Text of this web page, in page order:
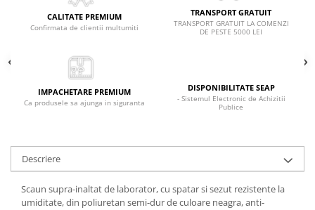
CALITATE PREMIUM
Confirmata de clientii multumiti
TRANSPORT GRATUIT
TRANSPORT GRATUIT LA COMENZI
DE PESTE 5000 LEI
IMPACHETARE PREMIUM
Ca produsele sa ajunga in siguranta
DISPONIBILITATE SEAP
- Sistemul Electronic de Achizitii
Publice
Descriere
Scaun supra-inaltat de laborator, cu spatar si sezut rezistente la
umiditate, din poliuretan semi-dur de culoare neagra, anti-